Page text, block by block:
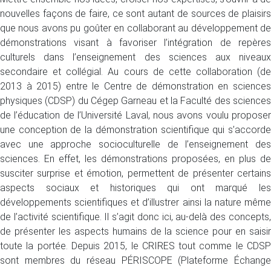
nouvelles façons de faire, ce sont autant de sources de plaisirs
que nous avons pu goûter en collaborant au développement de
démonstrations visant à favoriser l’intégration de repères
culturels dans l’enseignement des sciences aux niveaux
secondaire et collégial. Au cours de cette collaboration (de
2013 à 2015) entre le Centre de démonstration en sciences
physiques (CDSP) du Cégep Garneau et la Faculté des sciences
de l’éducation de l’Université Laval, nous avons voulu proposer
une conception de la démonstration scientifique qui s’accorde
avec une approche socioculturelle de l’enseignement des
sciences. En effet, les démonstrations proposées, en plus de
susciter surprise et émotion, permettent de présenter certains
aspects sociaux et historiques qui ont marqué les
développements scientifiques et d’illustrer ainsi la nature même
de l’activité scientifique. Il s’agit donc ici, au-delà des concepts,
de présenter les aspects humains de la science pour en saisir
toute la portée. Depuis 2015, le CRIRES tout comme le CDSP
sont membres du réseau PÉRISCOPE (Plateforme Échange